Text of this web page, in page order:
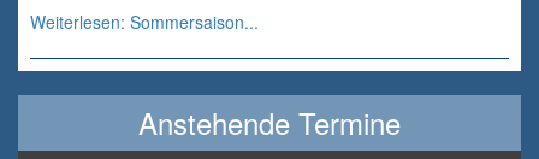
Weiterlesen: Sommersaison...
Anstehende Termine